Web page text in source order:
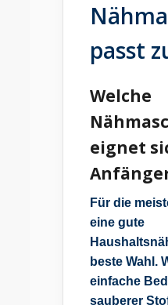
passt
Welche
eignet
Für die
eine gute
beste Wahl.
einfache
sauberer